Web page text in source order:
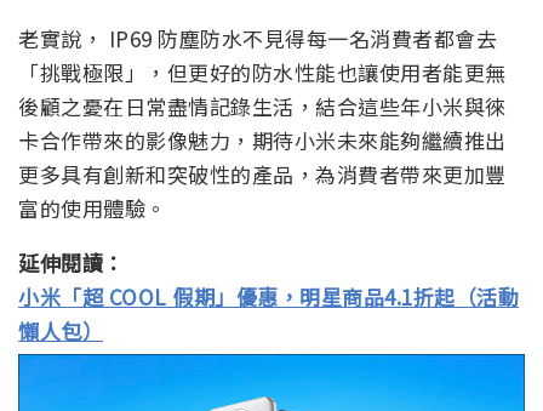
老實說， IP69 防塵防水不見得每一名消費者都會去
「挑戰極限」，但更好的防水性能也讓使用者能更無
後顧之憂在日常盡情記錄生活，結合這些年小米與徠
卡合作帶來的影像魅力，期待小米未來能夠繼續推出
更多具有創新和突破性的產品，為消費者帶來更加豐
富的使用體驗。
延伸閱讀：
小米「超 COOL 假期」優惠，明星商品4.1折起（活動
懶人包）